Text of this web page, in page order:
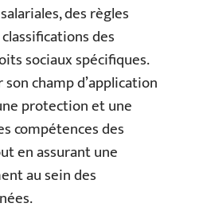
des règles
des
sociaux spécifiques.
champ d’application
protection et une
compétences des
en assurant une
au sein des